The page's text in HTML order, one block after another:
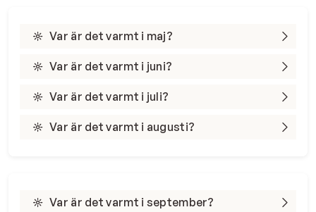
Var är det varmt i maj?
Var är det varmt i juni?
Var är det varmt i juli?
Var är det varmt i augusti?
Var är det varmt i september?